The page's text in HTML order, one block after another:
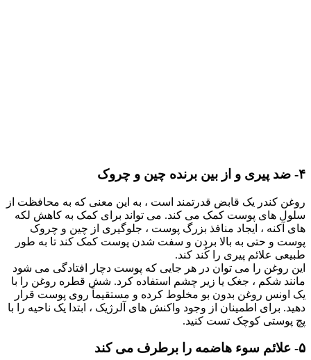
۴- ضد پیری و از بین برنده چین و چروک
روغن کندر یک قابض قدرتمند است ، به این معنی که به محافظت از
سلول های پوست کمک می کند. می تواند برای کمک به کاهش لکه
های آکنه ، ایجاد منافذ بزرگ پوست ، جلوگیری از چین و چروک
پوست و حتی به بالا بردن و سفت شدن پوست کمک کند تا به طور
طبیعی علائم پیری را کُند کند.
این روغن را می توان در هر جایی که پوست دچار افتادگی می شود
مانند شکم ، جغک یا زیر چشم استفاده کرد. شش قطره روغن را با
یک اونس روغن بدون بو مخلوط کرده و مستقیماً روی پوست قرار
دهید. برای اطمینان از وجود واکنش های آلرژیک ، ابتدا یک ناحیه را با
پچ پوستی کوچک تست کنید.
۵- علائم سوء هاضمه را برطرف می کند